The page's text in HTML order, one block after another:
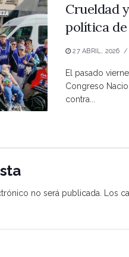
Crueldad
política
27 ABRIL, 2026
El pasado
Congreso
contra...
no será publicada. Los